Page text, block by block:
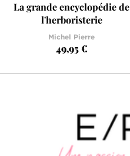
La grande encyclopédie de
l'herboristerie
Michel Pierre
49,95 €